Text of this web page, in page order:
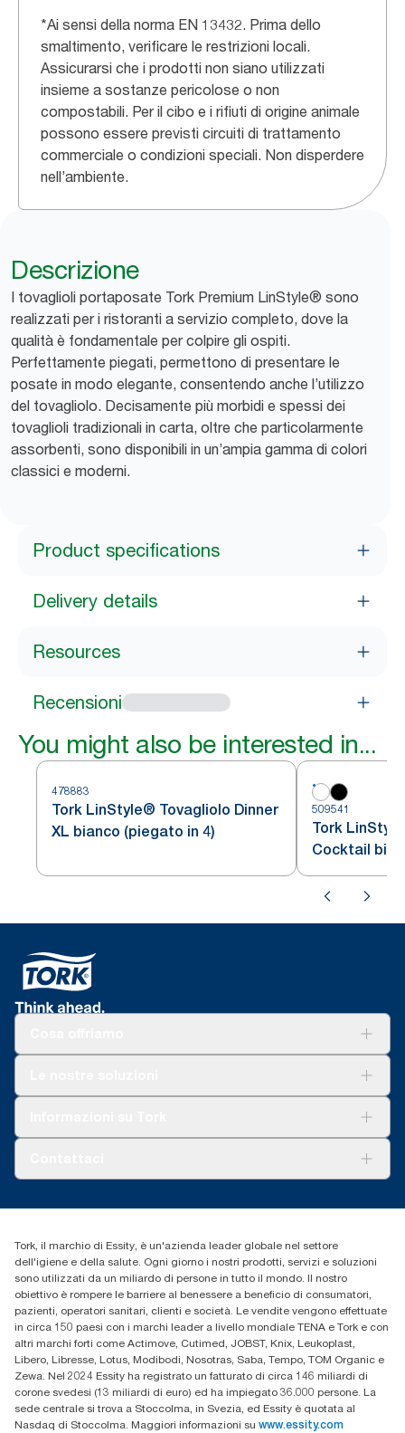
*Ai sensi della norma EN 13432. Prima dello
smaltimento, verificare le restrizioni locali.
Assicurarsi che i prodotti non siano utilizzati
insieme a sostanze pericolose o non
compostabili. Per il cibo e i rifiuti di origine animale
possono essere previsti ​circuiti di trattamento
commerciale o condizioni speciali. Non disperdere
nell’ambiente.
Descrizione
I tovaglioli portaposate Tork Premium LinStyle® sono
realizzati per i ristoranti a servizio completo, dove la
qualità è fondamentale per colpire gli ospiti.
Perfettamente piegati, permettono di presentare le
posate in modo elegante, consentendo anche l’utilizzo
del tovagliolo. Decisamente più morbidi e spessi dei
tovaglioli tradizionali in carta, oltre che particolarmente
assorbenti, sono disponibili in un’ampia gamma di colori
classici e moderni.
Product specifications
Delivery details
Resources
Recensioni
You might also be interested in...
478883
Tork LinStyle® Tovagliolo Dinner
XL bianco (piegato in 4)
509541
Tork
Cocktail
+39 0331 443896
Tork, il marchio di Essity, è un'azienda leader globale nel settore
dell'igiene e della salute. Ogni giorno i nostri prodotti, servizi e soluzioni
sono utilizzati da un miliardo di persone in tutto il mondo. Il nostro
obiettivo è rompere le barriere al benessere a beneficio di consumatori,
pazienti, operatori sanitari, clienti e società. Le vendite vengono effettuate
in circa 150 paesi con i marchi leader a livello mondiale TENA e Tork e con
altri marchi forti come Actimove, Cutimed, JOBST, Knix, Leukoplast,
Libero, Libresse, Lotus, Modibodi, Nosotras, Saba, Tempo, TOM Organic e
Zewa. Nel 2024 Essity ha registrato un fatturato di circa 146 miliardi di
corone svedesi (13 miliardi di euro) ed ha impiegato 36.000 persone. La
sede centrale si trova a Stoccolma, in Svezia, ed Essity è quotata al
Nasdaq di Stoccolma. Maggiori informazioni su www.essity.com